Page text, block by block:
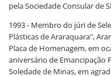
pela Sociedade Consular de
1993 - Membro do júri de
Plásticas de Araraquara",
Placa de Homenagem, em
aniversário de
Soledade de Minas, em